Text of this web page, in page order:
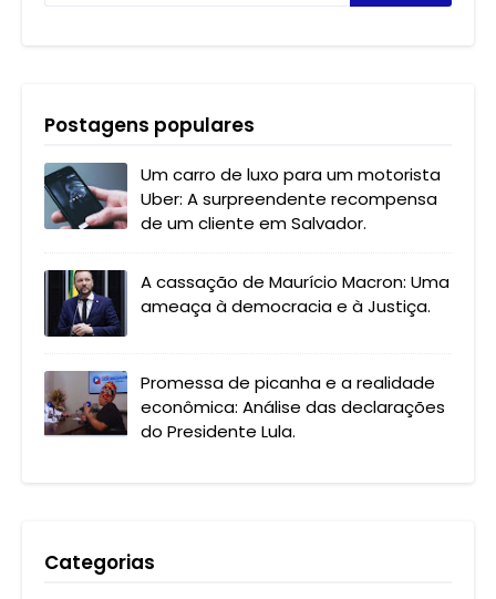
Postagens populares
Um carro de luxo para um motorista
Uber: A surpreendente recompensa
de um cliente em Salvador.
A cassação de Maurício Macron: Uma
ameaça à democracia e à Justiça.
Promessa de picanha e a realidade
econômica: Análise das declarações
do Presidente Lula.
Categorias